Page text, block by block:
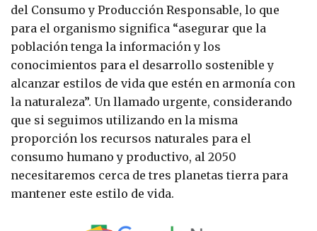
del Consumo y Producción Responsable, lo que
para el organismo significa “asegurar que la
población tenga la información y los
conocimientos para el desarrollo sostenible y
alcanzar estilos de vida que estén en armonía con
la naturaleza”. Un llamado urgente, considerando
que si seguimos utilizando en la misma
proporción los recursos naturales para el
consumo humano y productivo, al 2050
necesitaremos cerca de tres planetas tierra para
mantener este estilo de vida.